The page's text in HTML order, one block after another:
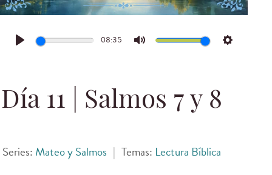
Play
08:35
Mute Settings
Día 11 | Salmos 7 y 8
Series: Mateo y Salmos | Temas: Lectura Bíblica